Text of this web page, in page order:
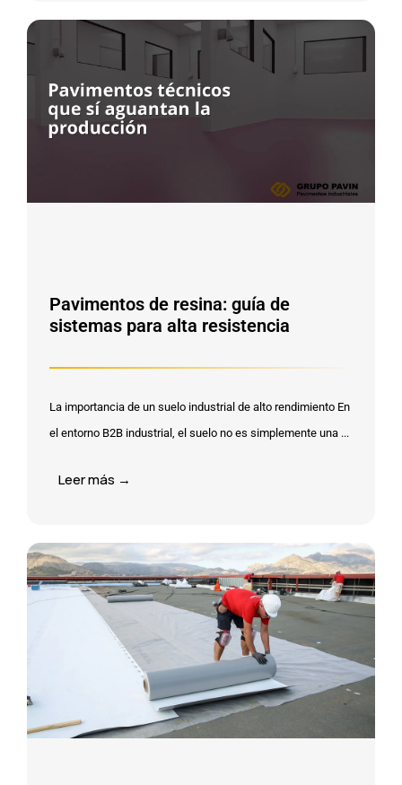
Pavimentos de resina: guía de
sistemas para alta resistencia
La importancia de un suelo industrial de alto rendimiento En
el entorno B2B industrial, el suelo no es simplemente una ...
Leer más →